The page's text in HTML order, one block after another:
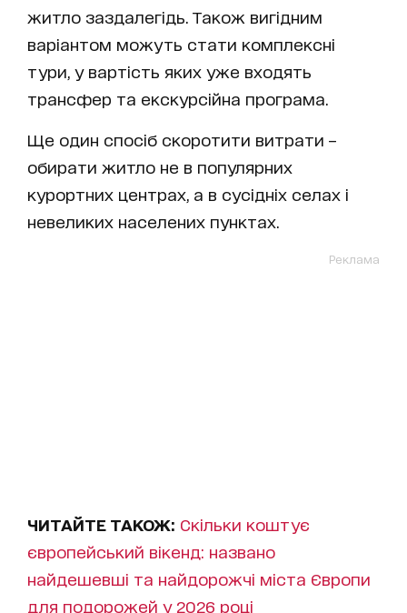
житло заздалегідь. Також вигідним
варіантом можуть стати комплексні
тури, у вартість яких уже входять
трансфер та екскурсійна програма.
Ще один спосіб скоротити витрати –
обирати житло не в популярних
курортних центрах, а в сусідніх селах і
невеликих населених пунктах.
Реклама
ЧИТАЙТЕ ТАКОЖ: Скільки коштує
європейський вікенд: названо
найдешевші та найдорожчі міста Європи
для подорожей у 2026 році